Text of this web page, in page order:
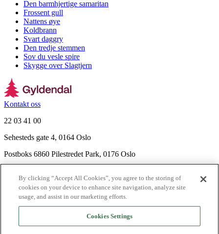
Den barmhjertige samaritan
Frossent gull
Nattens øye
Koldbrann
Svart daggry
Den tredje stemmen
Sov du vesle spire
Skygge over Slagtjern
Kontakt oss
22 03 41 00
Sehesteds gate 4, 0164 Oslo
Postboks 6860 Pilestredet Park, 0176 Oslo
Nyhetsbrev
Ledige stillinger
Send inn manus
By clicking “Accept All Cookies”, you agree to the storing of
cookies on your device to enhance site navigation, analyze site
usage, and assist in our marketing efforts.
Cookies Settings